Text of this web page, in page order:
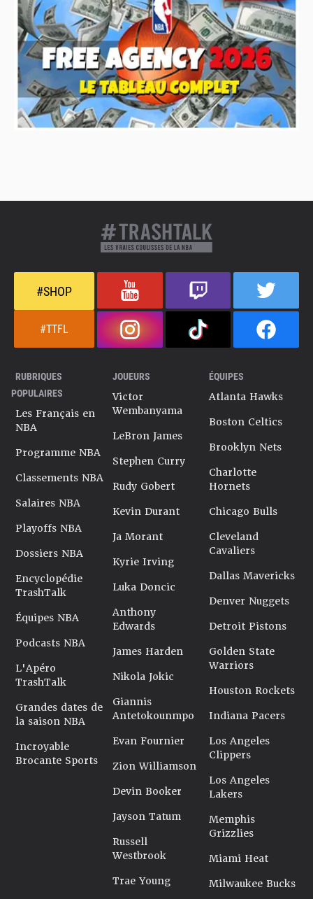
#SHOP
#TTFL
RUBRIQUES
POPULAIRES
Les Français en
NBA
Programme NBA
Classements NBA
Salaires NBA
Playoffs NBA
Dossiers NBA
Encyclopédie
TrashTalk
Équipes NBA
Podcasts NBA
L'Apéro
TrashTalk
Grandes dates de
la saison NBA
Incroyable
Brocante Sports
JOUEURS
Victor
Wembanyama
LeBron James
Stephen Curry
Rudy Gobert
Kevin Durant
Ja Morant
Kyrie Irving
Luka Doncic
Anthony
Edwards
James Harden
Nikola Jokic
Giannis
Antetokounmpo
Evan Fournier
Zion Williamson
Devin Booker
Jayson Tatum
Russell
Westbrook
Trae Young
ÉQUIPES
Atlanta Hawks
Boston Celtics
Brooklyn Nets
Charlotte
Hornets
Chicago Bulls
Cleveland
Cavaliers
Dallas Mavericks
Denver Nuggets
Detroit Pistons
Golden State
Warriors
Houston Rockets
Indiana Pacers
Los Angeles
Clippers
Los Angeles
Lakers
Memphis
Grizzlies
Miami Heat
Milwaukee Bucks